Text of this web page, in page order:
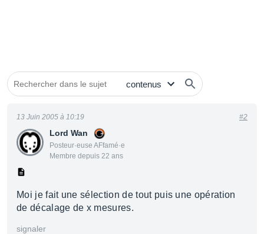
Lord Wan
Posteur·euse AFfamé·e
Membre depuis 22 ans
13 Juin 2005 à 10:19 #2
Moi je fait une sélection de tout puis une opération
de décalage de x mesures.
signaler